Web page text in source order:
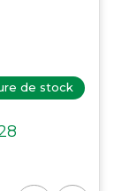
de stock